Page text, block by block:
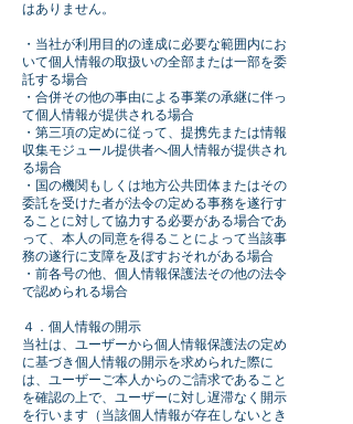
はありません。
・当社が利用目的の達成に必要な範囲内にお
いて個人情報の取扱いの全部または一部を委
託する場合
・合併その他の事由による事業の承継に伴っ
て個人情報が提供される場合
・第三項の定めに従って、提携先または情報
収集モジュール提供者へ個人情報が提供され
る場合
・国の機関もしくは地方公共団体またはその
委託を受けた者が法令の定める事務を遂行す
ることに対して協力する必要がある場合であ
って、本人の同意を得ることによって当該事
務の遂行に支障を及ぼすおそれがある場合
・前各号の他、個人情報保護法その他の法令
で認められる場合
４．個人情報の開示
当社は、ユーザーから個人情報保護法の定め
に基づき個人情報の開示を求められた際に
は、ユーザーご本人からのご請求であること
を確認の上で、ユーザーに対し遅滞なく開示
を行います（当該個人情報が存在しないとき